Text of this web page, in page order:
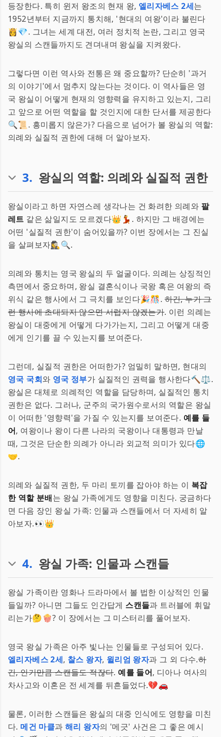
등장한다. 특히 윈저 왕조의 현재 왕, 엘리자베스 2세는
1952년부터 지금까지 통치해, '현대의 여왕'이라 불린다
👸💎. 그녀는 세계 대전, 여러 정치적 논란, 그리고 영국
왕실의 스캔들까지도 견뎌내며 왕실을 지켜왔다.
그렇다면 이런 역사와 전통은 왜 중요할까? 단순히 '과거
의 이야기'에서 멈추지 않는다는 것이다. 이 역사들은 영
국 왕실이 어떻게 현재의 영향력을 유지하고 있는지, 그리
고 앞으로 어떤 역할을 할 것인지에 대한 단서를 제공한다
🔍📜. 흥미롭지 않은가? 다음으로 넘어가 볼 왕실의 역할:
의례와 실질적 권한에 대해 더 알아보자.
3. 왕실의 역할: 의례와 실질적 권한
왕실이라고 하면 자연스레 생각나는 건 화려한 의례와 팔
레트 같은 삶일지도 모르겠다👑💃. 하지만 그 배경에는
어떤 '실질적 권한'이 숨어있을까? 이번 장에서는 그 진실
을 살펴보자🕵️‍♀️🔍.
의례와 통치는 영국 왕실의 두 얼굴이다. 의례는 상징적인
측면에서 중요하며, 왕실 결혼식이나 국왕 혹은 여왕의 즉
위식 같은 행사에서 그 극치를 보인다🎉🎊.하긴, 누가 그
런 행사에 초대되지 않으면 서럽지 않겠는가. 이런 의례는
왕실이 대중에게 어떻게 다가가는지, 그리고 어떻게 대중
에게 인기를 끌 수 있는지를 보여준다.
그런데, 실질적 권한은 어떠한가? 엄밀히 말하면, 현대의
영국 국회와 영국 정부가 실질적인 권력을 행사한다🔨⚖️.
왕실은 대체로 의례적인 역할을 담당하며, 실질적인 통치
권한은 없다. 그러나, 군주의 국가원수로서의 역할은 왕실
이 어떠한 '영향력'을 가질 수 있는지를 보여준다. 예를 들
어, 여왕이나 왕이 다른 나라의 국왕이나 대통령과 만날
때, 그것은 단순한 의례가 아니라 외교적 의미가 있다🌐
🤝.
의례와 실질적 권한, 두 마리 토끼를 잡아야 하는 이 복잡
한 역할 분배는 왕실 가족에게도 영향을 미친다. 궁금하다
면 다음 장인 왕실 가족: 인물과 스캔들에서 더 자세히 알
아보자.👀👑
4. 왕실 가족: 인물과 스캔들
왕실 가족이란 영화나 드라마에서 볼 법한 이상적인 인물
들일까? 아니면 그들도 인간답게 스캔들과 트러블에 휘말
리는가🤔🍿? 이 장에서는 그 미스터리를 풀어보자.
영국 왕실 가족은 아주 빛나는 인물들로 구성되어 있다.
엘리자베스 2세, 찰스 왕자, 윌리엄 왕자과 그 외 다수.하
긴, 인기만큼 스캔들도 적잖다. 예를 들어, 디아나 여사의
차사고와 이혼은 전 세계를 뒤흔들었다.💔🚗
물론, 이러한 스캔들은 왕실의 대중 인식에도 영향을 미친
다. 메건 마클과해리 왕자의 '메긋' 사건은 그 좋은 예시